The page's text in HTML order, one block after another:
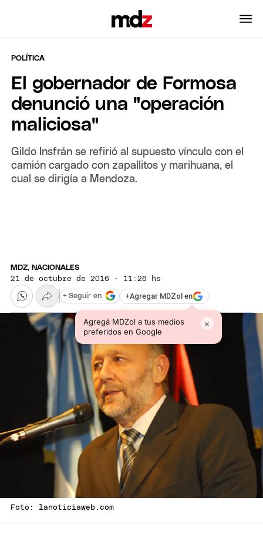
POLÍTICA
El gobernador de Formosa
denunció una "operación
maliciosa"
Gildo Insfrán se refirió al supuesto vínculo con el
camión cargado con zapallitos y marihuana, el
cual se dirigía a Mendoza.
MDZ, NACIONALES
21 de octubre de 2016 · 11:26 hs
+Agregar MDZol en
Agregá MDZol a tus medios
preferidos en Google
×
+ Seguir en
Foto: lanoticiaweb.com